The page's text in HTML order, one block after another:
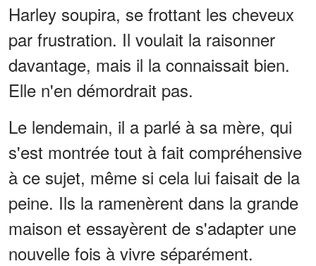
Harley soupira, se frottant les cheveux
par frustration. Il voulait la raisonner
davantage, mais il la connaissait bien.
Elle n'en démordrait pas.
Le lendemain, il a parlé à sa mère, qui
s'est montrée tout à fait compréhensive
à ce sujet, même si cela lui faisait de la
peine. Ils la ramenèrent dans la grande
maison et essayèrent de s'adapter une
nouvelle fois à vivre séparément.